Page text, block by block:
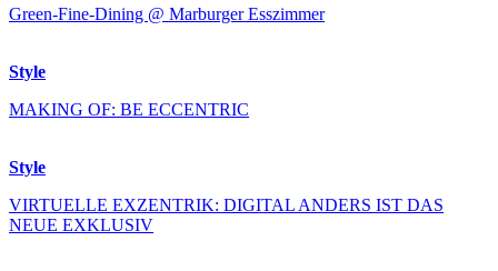
Green-Fine-Dining @ Marburger Esszimmer
Style
MAKING OF: BE ECCENTRIC
Style
VIRTUELLE EXZENTRIK: DIGITAL ANDERS IST DAS
NEUE EXKLUSIV